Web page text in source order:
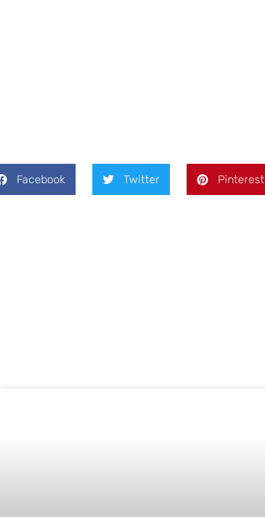
Facebook Twitter Pinterest